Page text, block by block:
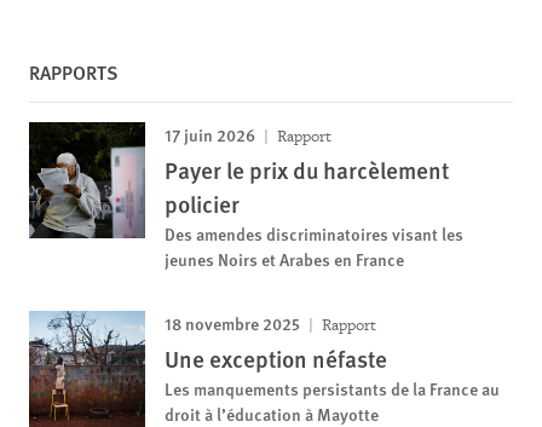
RAPPORTS
17 juin 2026 Rapport
Payer le prix du harcèlement
policier
Des amendes discriminatoires visant les
jeunes Noirs et Arabes en France
18 novembre 2025 Rapport
Une exception néfaste
Les manquements persistants de la France au
droit à l’éducation à Mayotte